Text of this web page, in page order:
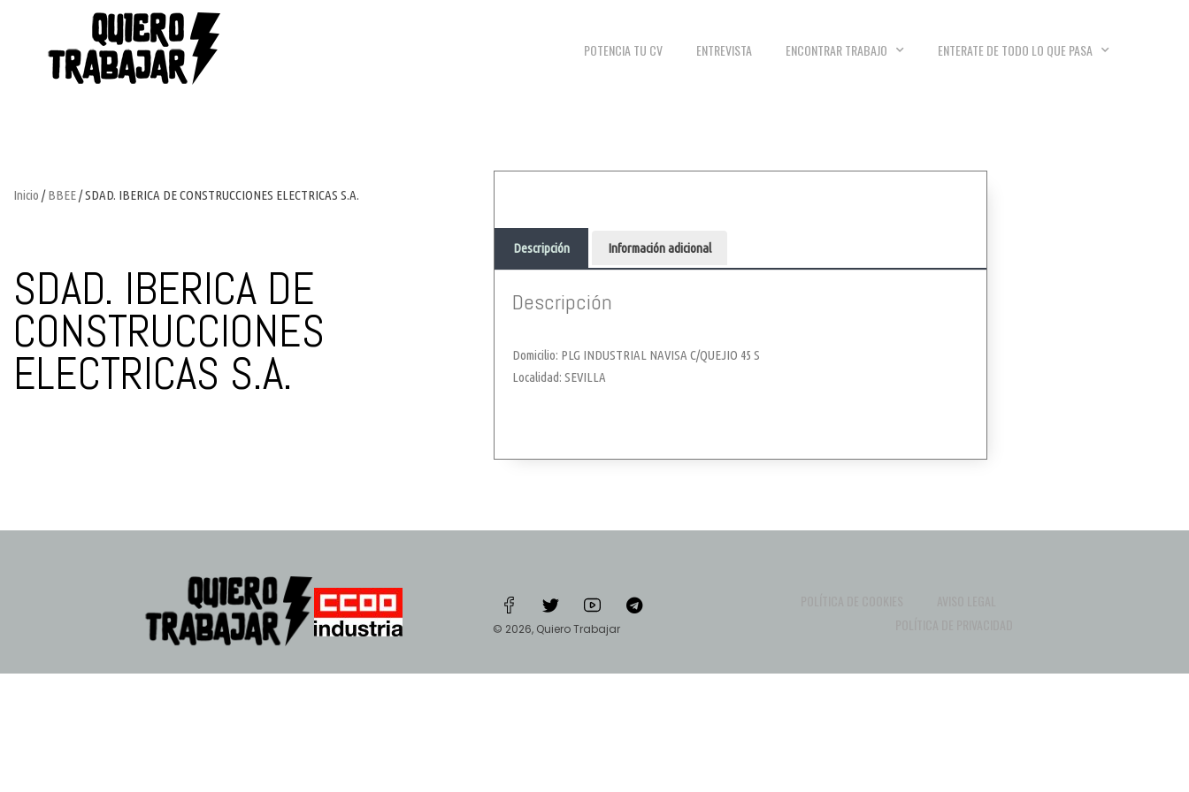
POTENCIA TU CV ENTREVISTA ENCONTRAR TRABAJO ENTERATE DE TODO LO QUE PASA
Inicio /BBEE/ SDAD. IBERICA DE CONSTRUCCIONES ELECTRICAS S.A.
SDAD. IBERICA DE
CONSTRUCCIONES
ELECTRICAS S.A.
Descripción Información adicional
Descripción
Domicilio: PLG INDUSTRIAL NAVISA C/QUEJIO 45 S
Localidad: SEVILLA
© 2026, Quiero Trabajar